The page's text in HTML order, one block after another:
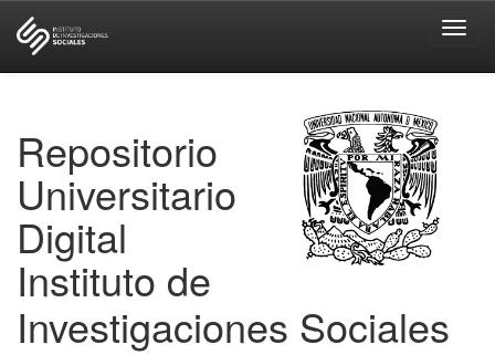
Repositorio
Universitario
Digital
Instituto de
Investigaciones Sociales